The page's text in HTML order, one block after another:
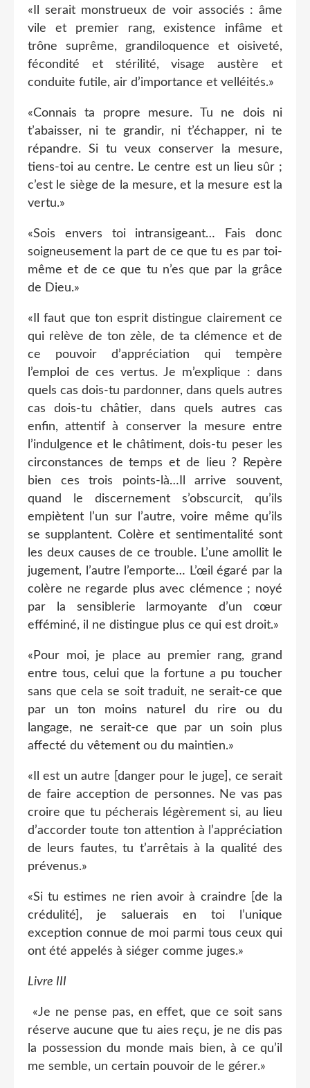
«Il serait monstrueux de voir associés : âme
vile et premier rang, existence infâme et
trône suprême, grandiloquence et oisiveté,
fécondité et stérilité, visage austère et
conduite futile, air d’importance et velléités.»
«Connais ta propre mesure. Tu ne dois ni
t’abaisser, ni te grandir, ni t’échapper, ni te
répandre. Si tu veux conserver la mesure,
tiens-toi au centre. Le centre est un lieu sûr ;
c’est le siège de la mesure, et la mesure est la
vertu.»
«Sois envers toi intransigeant… Fais donc
soigneusement la part de ce que tu es par toi-
même et de ce que tu n’es que par la grâce
de Dieu.»
«Il faut que ton esprit distingue clairement ce
qui relève de ton zèle, de ta clémence et de
ce pouvoir d’appréciation qui tempère
l’emploi de ces vertus. Je m’explique : dans
quels cas dois-tu pardonner, dans quels autres
cas dois-tu châtier, dans quels autres cas
enfin, attentif à conserver la mesure entre
l’indulgence et le châtiment, dois-tu peser les
circonstances de temps et de lieu ? Repère
bien ces trois points-là…Il arrive souvent,
quand le discernement s’obscurcit, qu’ils
empiètent l’un sur l’autre, voire même qu’ils
se supplantent. Colère et sentimentalité sont
les deux causes de ce trouble. L’une amollit le
jugement, l’autre l’emporte… L’œil égaré par la
colère ne regarde plus avec clémence ; noyé
par la sensiblerie larmoyante d’un cœur
efféminé, il ne distingue plus ce qui est droit.»
«Pour moi, je place au premier rang, grand
entre tous, celui que la fortune a pu toucher
sans que cela se soit traduit, ne serait-ce que
par un ton moins naturel du rire ou du
langage, ne serait-ce que par un soin plus
affecté du vêtement ou du maintien.»
«Il est un autre [danger pour le juge], ce serait
de faire acception de personnes. Ne vas pas
croire que tu pécherais légèrement si, au lieu
d’accorder toute ton attention à l’appréciation
de leurs fautes, tu t’arrêtais à la qualité des
prévenus.»
«Si tu estimes ne rien avoir à craindre [de la
crédulité], je saluerais en toi l’unique
exception connue de moi parmi tous ceux qui
ont été appelés à siéger comme juges.»
Livre III
«Je ne pense pas, en effet, que ce soit sans
réserve aucune que tu aies reçu, je ne dis pas
la possession du monde mais bien, à ce qu’il
me semble, un certain pouvoir de le gérer.»